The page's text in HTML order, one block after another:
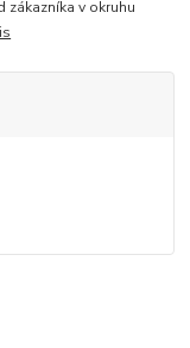
v okruhu